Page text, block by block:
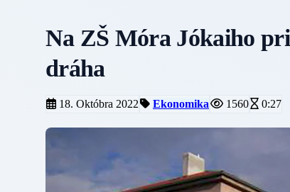
Na ZŠ Móra Jókaiho
dráha
18. Októbra 2022 Ekonomika 1560 0:27